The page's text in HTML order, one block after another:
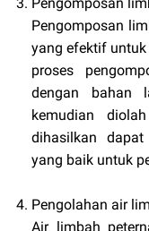
Pengomposan
yang efektif
proses
dengan bahan
kemudian
dihasilkan
yang baik untuk
Pengolahan air
Air limbah